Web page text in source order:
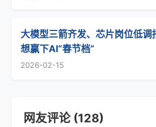
大模型三箭齐发、芯片岗位低调
想赢下AI“春节档”
2026-02-15
网友评论 (128)